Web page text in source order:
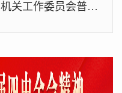
2026年中共安庆市直属机关工作委员会普法责任清单